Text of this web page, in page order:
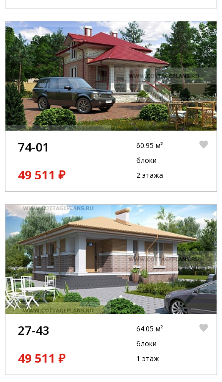
74-01
49 511 ₽
60.95 м²
блоки
2 этажа
27-43
49 511 ₽
64.05 м²
блоки
1 этаж